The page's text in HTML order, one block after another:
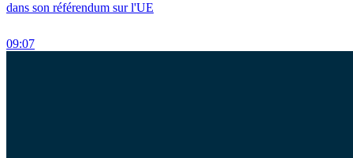
dans son référendum sur l'UE
09:07